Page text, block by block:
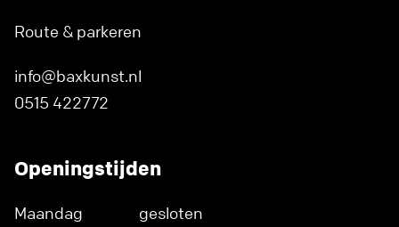
Route & parkeren
info@baxkunst.nl
0515 422772
Openingstijden
Maandag
gesloten